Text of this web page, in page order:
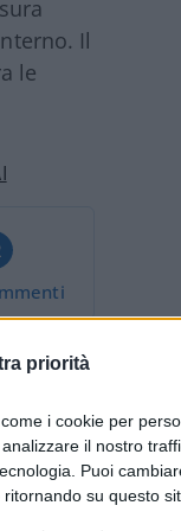
priorità
i cookie per
il nostro
Puoi
su questo
Il
le